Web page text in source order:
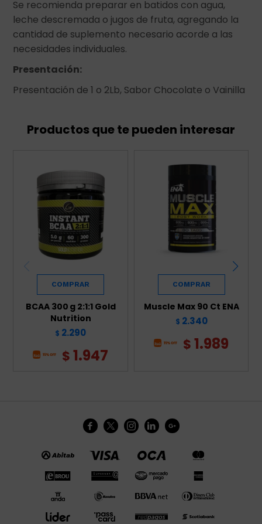
Se recomienda preparar en batidos con agua,
leche descremada o jugos de fruta, agregando la
cantidad de suplemento necesario acorde a las
necesidades individuales.
Presentación:
Presentación de 1 o 2Lb, Sabor Chocolate o Vainilla
Productos que te pueden interesar
BCAA 300 g 2:1:1 Gold
Nutrition
$ 2.290
$1.947
Muscle Max 90 Ct ENA
$ 2.340
$1.989
    